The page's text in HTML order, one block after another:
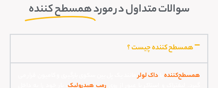
سوالات متداول در موردهمسطح کننده
همسطح کننده چیست ؟
همسطح‌کننده داک لولرمانند یک پل بین سکوی بارگیری و کامیون قرار می
رمپ هیدرولیک، بار خود را به داخل